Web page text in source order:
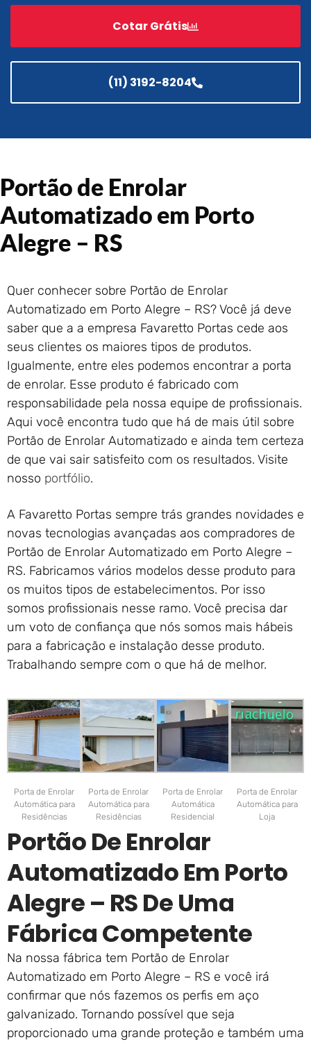
Enrolar em São Pedro da
Portão de Garagem de
Enrolar em São João de
Meriti – RJ
Portão de Garagem de
Enrolar em Queimados – RJ
Portão de Garagem de
Portão de Garagem de
Enrolar em Nova Iguaçu – RJ
Portão de Garagem de
Enrolar em Nova Friburgo –
Cotar Grátis
(11) 3192-8204
Portão de Enrolar
Automatizado em Porto
Alegre – RS
Quer conhecer sobre Portão de Enrolar
Automatizado em Porto Alegre – RS? Você já deve
saber que a a empresa Favaretto Portas cede aos
seus clientes os maiores tipos de produtos.
Igualmente, entre eles podemos encontrar a porta
de enrolar. Esse produto é fabricado com
responsabilidade pela nossa equipe de profissionais.
Aqui você encontra tudo que há de mais útil sobre
Portão de Enrolar Automatizado e ainda tem certeza
de que vai sair satisfeito com os resultados. Visite
nosso portfólio.
A Favaretto Portas sempre trás grandes novidades e
novas tecnologias avançadas aos compradores de
Portão de Enrolar Automatizado em Porto Alegre –
RS. Fabricamos vários modelos desse produto para
os muitos tipos de estabelecimentos. Por isso
somos profissionais nesse ramo. Você precisa dar
um voto de confiança que nós somos mais hábeis
para a fabricação e instalação desse produto.
Trabalhando sempre com o que há de melhor.
Porta de Enrolar
Automática para
Residências
Porta de Enrolar
Automática para
Residências
Porta de Enrolar
Automática
Residencial
Porta de Enrolar
Automática para
Loja
Portão De Enrolar
Automatizado Em Porto
Alegre – RS De Uma
Fábrica Competente
Na nossa fábrica tem Portão de Enrolar
Automatizado em Porto Alegre – RS e você irá
confirmar que nós fazemos os perfis em aço
galvanizado. Tornando possível que seja
proporcionado uma grande proteção e também uma